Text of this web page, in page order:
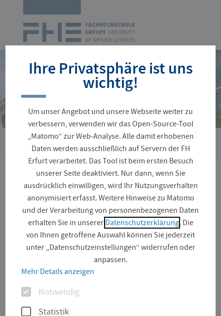
Navigation
überspringen
Sie
sind
hier:
Suche
Ihre Seitensuche ergab 5
Treffer
Seite (5)
Ihre Privatsphäre ist uns
wichtig!
Um unser Angebot und unsere Webseite weiter zu
verbessern, verwenden wir das Open-Source-Tool
„Matomo“ zur Web-Analyse. Alle damit erhobenen
Daten werden ausschließlich auf Servern der FH
Erfurt verarbeitet. Das Tool ist beim ersten Besuch
unserer Seite deaktiviert. Nur dann, wenn Sie
ausdrücklich einwilligen, wird Ihr Nutzungsverhalten
anonymisiert erfasst. Weitere Hinweise zu Matomo
und der Verarbeitung von personenbezogenen Daten
erhalten Sie in unserer Datenschutzerklärung. Die
von Ihnen getroffene Auswahl können Sie jederzeit
unter „Datenschutzeinstellungen“ widerrufen oder
anpassen.
Mehr Details anzeigen
OptionenNotwendig
Statistik